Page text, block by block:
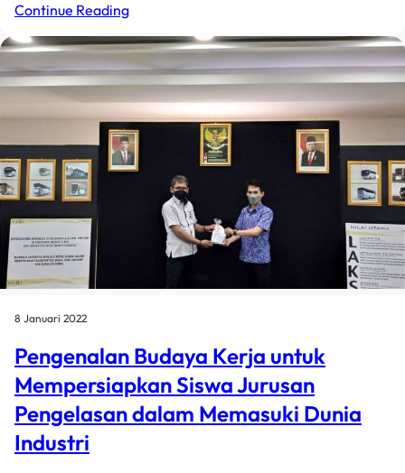
Continue Reading
8 Januari 2022
Pengenalan Budaya Kerja untuk
Mempersiapkan Siswa Jurusan
Pengelasan dalam Memasuki Dunia
Industri